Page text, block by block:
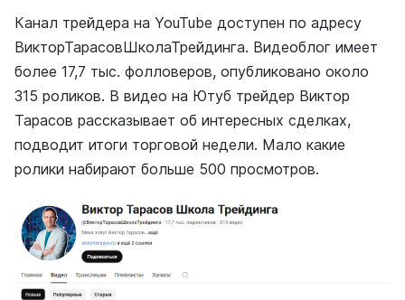
Канал трейдера на YouTube доступен по адресу
ВикторТарасовШколаТрейдинга. Видеоблог имеет
более 17,7 тыс. фолловеров, опубликовано около
315 роликов. В видео на Ютуб трейдер Виктор
Тарасов рассказывает об интересных сделках,
подводит итоги торговой недели. Мало какие
ролики набирают больше 500 просмотров.